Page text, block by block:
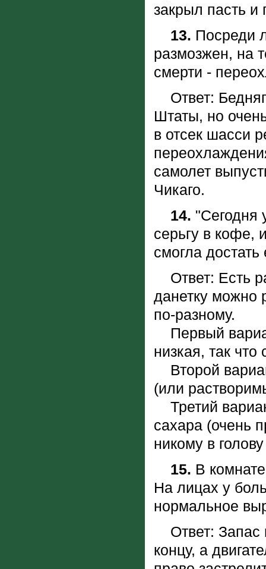
закрыл пасть
13. Посреди
размозжен, на
смерти -
Ответ:
Штаты, но
в отсек шасси
самолет
Чикаго.
14. "Сегодня
серьгу в кофе,
смогла
Ответ: Есть
данетку можно
по-разному.
Первый
низкая, так
Второй
(или
Третий
сахара (очень
никому в
15. В
Hа лицах у
нормальное
Ответ: Запас
концу, а